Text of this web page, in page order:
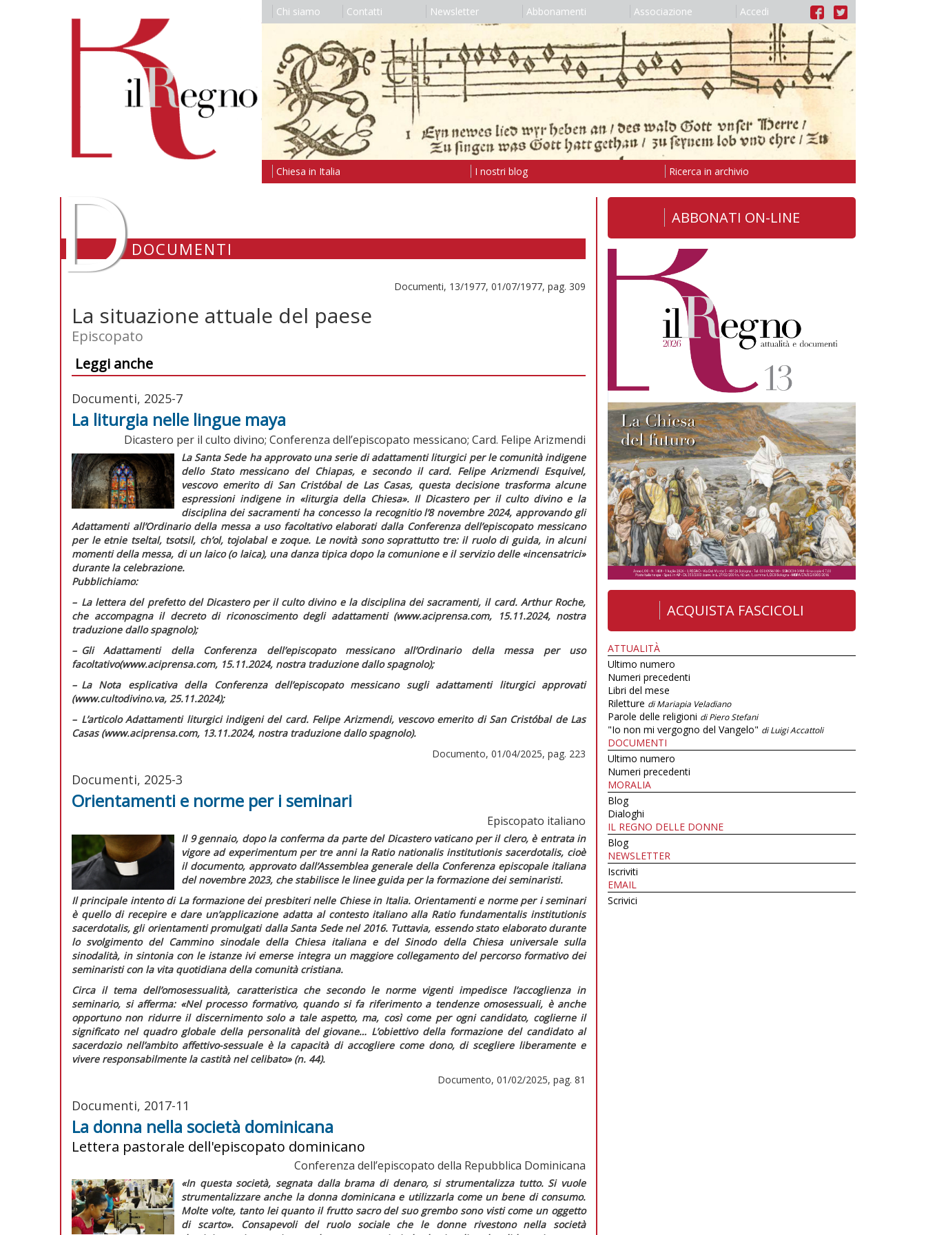
Chi siamo Contatti Newsletter Abbonamenti Associazione Accedi
Chiesa in Italia I nostri blog Ricerca in archivio
DDOCUMENTI
Documenti, 13/1977, 01/07/1977, pag. 309
La situazione attuale del paese
Episcopato
Leggi anche
Documenti, 2025-7
La liturgia nelle lingue maya
Dicastero per il culto divino; Conferenza dell’episcopato messicano; Card. Felipe Arizmendi
La Santa Sede ha approvato una serie di adattamenti liturgici per le comunità indigene
dello Stato messicano del Chiapas, e secondo il card. Felipe Arizmendi Esquivel,
vescovo emerito di San Cristóbal de Las Casas, questa decisione trasforma alcune
espressioni indigene in «liturgia della Chiesa». Il Dicastero per il culto divino e la
disciplina dei sacramenti ha concesso la recognitiol’8 novembre 2024, approvando gli
Adattamenti all’Ordinario della messa a uso facoltativoelaborati dalla Conferenza dell’episcopato messicano
per le etnie tseltal, tsotsil, ch’ol, tojolabale zoque. Le novità sono soprattutto tre: il ruolo di guida, in alcuni
momenti della messa, di un laico (o laica), una danza tipica dopo la comunione e il servizio delle «incensatrici»
durante la celebrazione.
Pubblichiamo:
–La lettera del prefetto del Dicastero per il culto divino e la disciplina dei sacramenti, il card. Arthur Roche,
che accompagna il decreto di riconoscimento degli adattamenti (www.aciprensa.com, 15.11.2024, nostra
traduzione dallo spagnolo);
–GliAdattamenti della Conferenza dell’episcopato messicano all’Ordinario della messa per uso
facoltativo(www.aciprensa.com, 15.11.2024, nostra traduzione dallo spagnolo);
–La Nota esplicativa della Conferenza dell’episcopato messicano sugli adattamenti liturgici approvati
(www.cultodivino.va, 25.11.2024);
–L’articoloAdattamenti liturgici indigenidel card. Felipe Arizmendi, vescovo emerito di San Cristóbal de Las
Casas (www.aciprensa.com, 13.11.2024, nostra traduzione dallo spagnolo).
Documento, 01/04/2025, pag. 223
Documenti, 2025-3
Orientamenti e norme per i seminari
Episcopato italiano
Il 9 gennaio, dopo la conferma da parte del Dicastero vaticano per il clero, è entrata in
vigore ad experimentum per tre anni la Ratio nationalis institutionis sacerdotalis, cioè
il documento, approvato dall’Assemblea generale della Conferenza episcopale italiana
del novembre 2023, che stabilisce le linee guida per la formazione dei seminaristi.
Il principale intento di La formazione dei presbiteri nelle Chiese in Italia. Orientamenti e norme per i seminari
è quello di recepire e dare un’applicazione adatta al contesto italiano alla Ratio fundamentalis institutionis
sacerdotalis, gli orientamenti promulgati dalla Santa Sede nel 2016. Tuttavia, essendo stato elaborato durante
lo svolgimento del Cammino sinodale della Chiesa italiana e del Sinodo della Chiesa universale sulla
sinodalità, in sintonia con le istanze ivi emerse integra un maggiore collegamento del percorso formativo dei
seminaristi con la vita quotidiana della comunità cristiana.
Circa il tema dell’omosessualità, caratteristica che secondo le norme vigenti impedisce l’accoglienza in
seminario, si afferma: «Nel processo formativo, quando si fa riferimento a tendenze omosessuali, è anche
opportuno non ridurre il discernimento solo a tale aspetto, ma, così come per ogni candidato, coglierne il
significato nel quadro globale della personalità del giovane… L’obiettivo della formazione del candidato al
sacerdozio nell’ambito affettivo-sessuale è la capacità di accogliere come dono, di scegliere liberamente e
vivere responsabilmente la castità nel celibato»(n. 44).
Documento, 01/02/2025, pag. 81
Documenti, 2017-11
La donna nella società dominicana
Lettera pastorale dell'episcopato dominicano
Conferenza dell’episcopato della Repubblica Dominicana
«In questa società, segnata dalla brama di denaro, si strumentalizza tutto. Si vuole
strumentalizzare anche la donna dominicana e utilizzarla come un bene di consumo.
Molte volte, tanto lei quanto il frutto sacro del suo grembo sono visti come un oggetto
di scarto». Consapevoli del ruolo sociale che le donne rivestono nella società
ABBONATI ON-LINE
ACQUISTA FASCICOLI
ATTUALITÀ
Ultimo numero
Numeri precedenti
Libri del mese
Riletture di Mariapia Veladiano
Parole delle religioni di Piero Stefani
"Io non mi vergogno del Vangelo" di Luigi Accattoli
DOCUMENTI
Ultimo numero
Numeri precedenti
MORALIA
Blog
Dialoghi
IL REGNO DELLE DONNE
Blog
NEWSLETTER
Iscriviti
EMAIL
Scrivici